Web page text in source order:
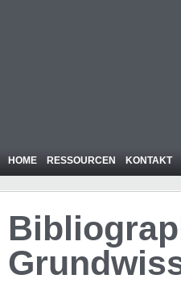
HOME RESSOURCEN KONTAKT